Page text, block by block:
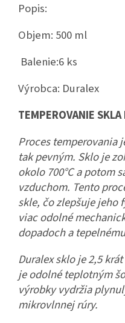
Popis:
Objem: 500 ml
Balenie:6 ks
Výrobca: Duralex
TEMPEROVANIE
Proces temperovania
tak pevným. Sklo je
okolo 700°C a potom
vzduchom. Tento
skle, čo zlepšuje jeho
viac odolné
dopadoch a
Duralex sklo je 2,5
je odolné teplotným
výrobky vydržia
mikrovlnnej rúry.